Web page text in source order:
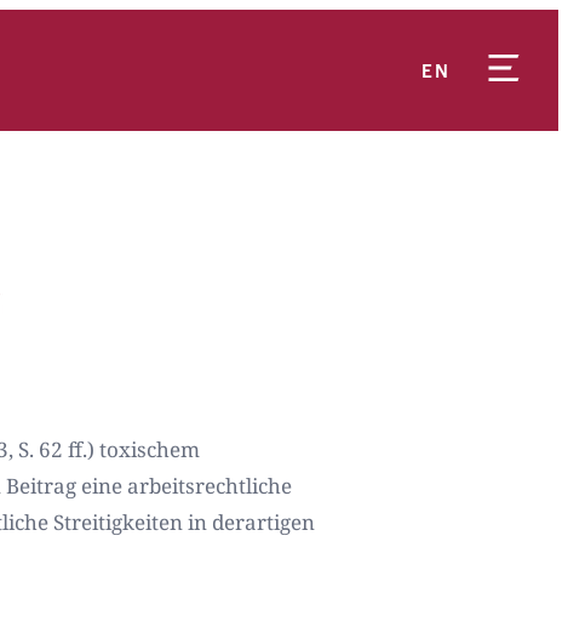
EN
S. 62 ff.) toxischem
eine arbeitsrechtliche
Streitigkeiten in derartigen